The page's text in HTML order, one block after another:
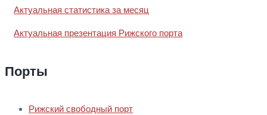
Актуальная статистика за месяц
Актуальная презентация Рижского порта
Порты
Рижский свободный порт